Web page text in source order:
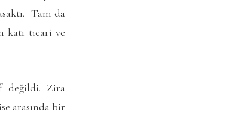
Tam da
katı ticari ve
değildi. Zira
arasında bir